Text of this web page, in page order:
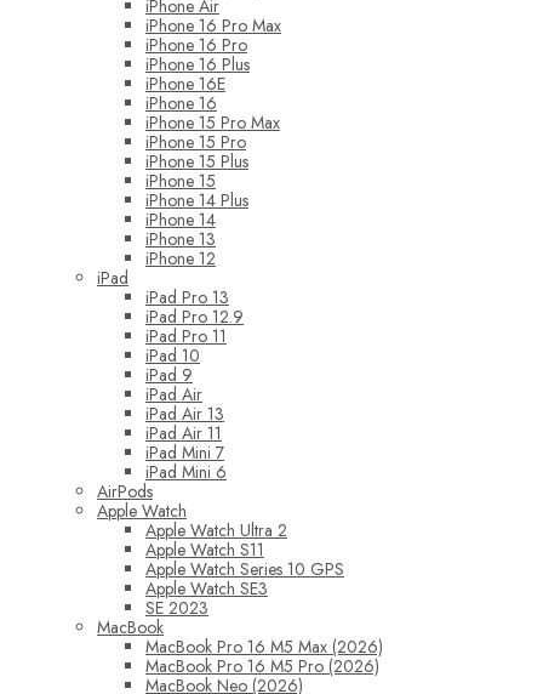
iPhone Air
iPhone 16 Pro Max
iPhone 16 Pro
iPhone 16 Plus
iPhone 16E
iPhone 16
iPhone 15 Pro Max
iPhone 15 Pro
iPhone 15 Plus
iPhone 15
iPhone 14 Plus
iPhone 14
iPhone 13
iPhone 12
iPad
iPad Pro 13
iPad Pro 12.9
iPad Pro 11
iPad 10
iPad 9
iPad Air
iPad Air 13
iPad Air 11
iPad Mini 7
iPad Mini 6
AirPods
Apple Watch
Apple Watch Ultra 2
Apple Watch S11
Apple Watch Series 10 GPS
Apple Watch SE3
SE 2023
MacBook
MacBook Pro 16 M5 Max (2026)
MacBook Pro 16 M5 Pro (2026)
MacBook Neo (2026)